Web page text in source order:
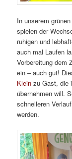
In unserem
spielen der
ruhigen und
auch mal Laufen
Vorbereitung dem
ein – auch gut!
Klein zu Gast, die
übernehmen will.
schnelleren
werden.